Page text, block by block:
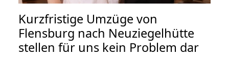
Kurzfristige Umzüge von
Flensburg nach Neuziegelhütte
stellen für uns kein Problem dar